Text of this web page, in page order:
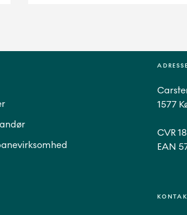
ADRESSE
1577
CVR
EAN